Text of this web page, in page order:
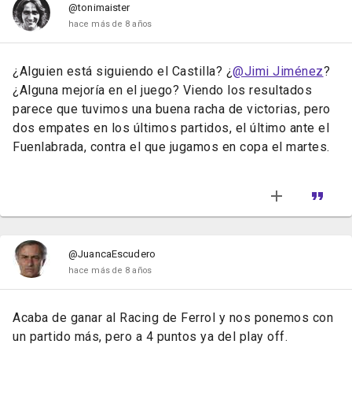
@tonimaister
hace más de 8 años
¿Alguien está siguiendo el Castilla? ¿@Jimi Jiménez?
¿Alguna mejoría en el juego? Viendo los resultados
parece que tuvimos una buena racha de victorias, pero
dos empates en los últimos partidos, el último ante el
Fuenlabrada, contra el que jugamos en copa el martes.
@JuancaEscudero
hace más de 8 años
Acaba de ganar al Racing de Ferrol y nos ponemos con
un partido más, pero a 4 puntos ya del play off.